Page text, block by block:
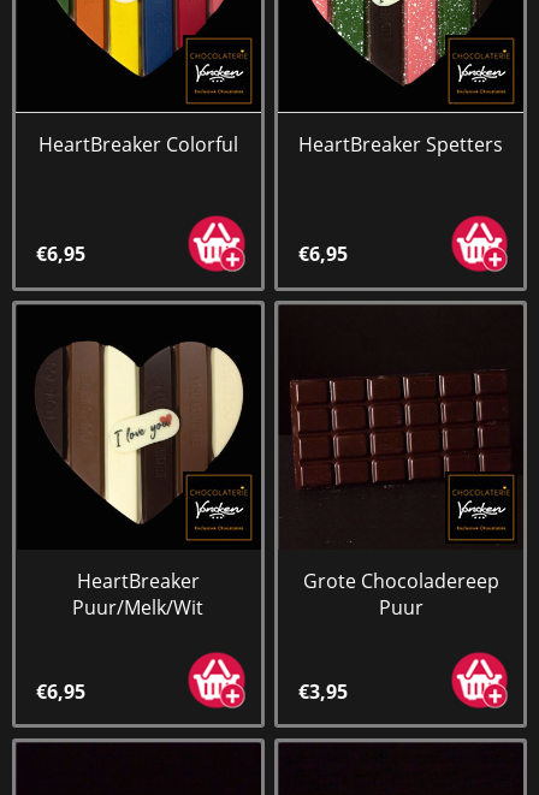
HeartBreaker Colorful
€6,95
HeartBreaker Spetters
€6,95
HeartBreaker
Puur/Melk/Wit
€6,95
Grote Chocoladereep
Puur
€3,95